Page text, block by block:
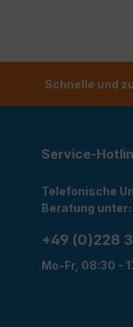
Schnelle und
Service-
Telefonische
Beratung unter:
+49 (0)228
Mo-Fr, 08:30 -